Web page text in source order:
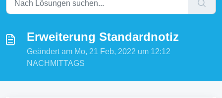
Erweiterung Standardnotiz
Geändert am Mo, 21 Feb, 2022 um 12:12
NACHMITTAGS